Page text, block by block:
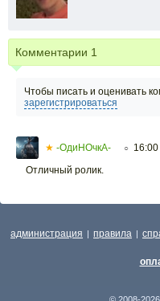
Комментарии 1
Чтобы писать и оценивать
зарегистрироваться
★ -ОдиНОчкА- ○
Отличный ролик.
администрация | правила |